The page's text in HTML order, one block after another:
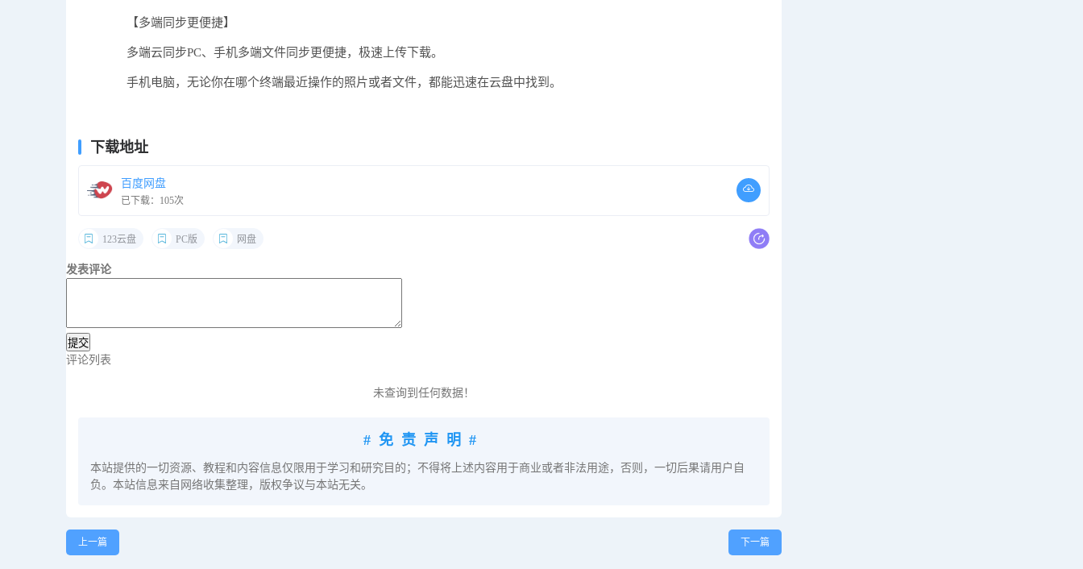
【多端同步更便捷】
多端云同步PC、手机多端文件同步更便捷，极速上传下载。
手机电脑，无论你在哪个终端最近操作的照片或者文件，都能迅速在云盘中找到。
下载地址
百度网盘
已下载：105次
123云盘 PC版 网盘
发表评论
评论列表
未查询到任何数据！
#免责声明#
本站提供的一切资源、教程和内容信息仅限用于学习和研究目的；不得将上述内容用于商业或者非法用途，否则，一切后果请用户自
负。本站信息来自网络收集整理，版权争议与本站无关。
上一篇 下一篇